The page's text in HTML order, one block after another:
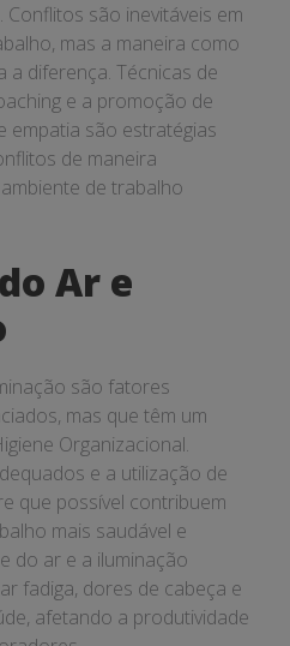
Conflitos são inevitáveis em
mas a maneira como
diferença. Técnicas de
e a promoção de
empatia são estratégias
de maneira
de trabalho
Ar e
são fatores
mas que têm um
Organizacional.
e a utilização de
que possível contribuem
mais saudável e
do ar e a iluminação
fadiga, dores de cabeça e
afetando a produtividade